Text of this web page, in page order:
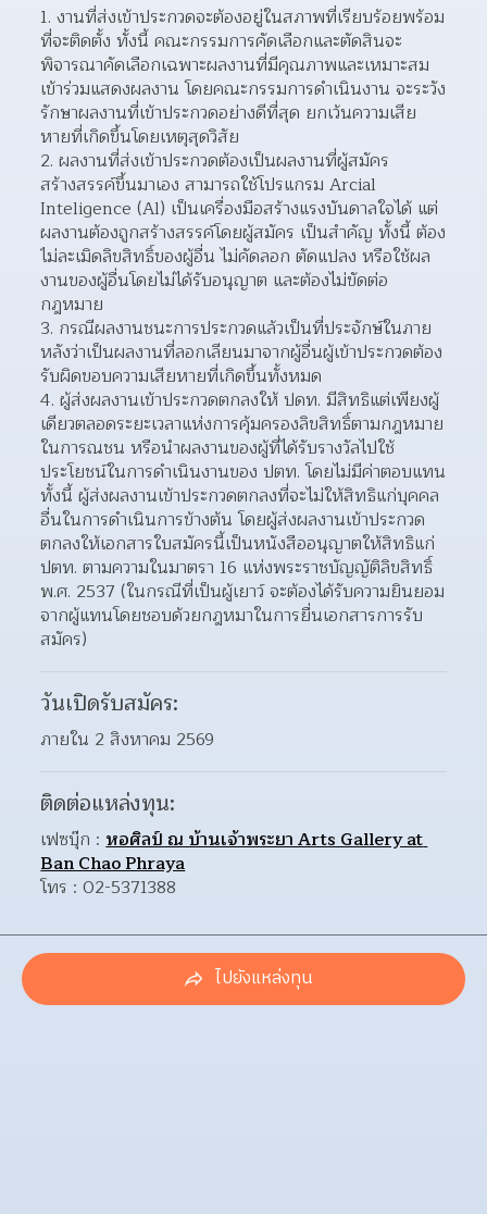
งานที่ส่งเข้าประกวดจะต้องอยู่ในสภาพที่เรียบร้อยพร้อม
ที่จะติดตั้ง ทั้งนี้ คณะกรรมการคัดเลือกและตัดสินจะ
พิจารณาคัดเลือกเฉพาะผลงานที่มีคุณภาพและเหมาะสม
เข้าร่วมแสดงผลงาน โดยคณะกรรมการดำเนินงาน จะระวัง
รักษาผลงานที่เข้าประกวดอย่างดีที่สุด ยกเว้นความเสีย
หายที่เกิดขึ้นโดยเหตุสุดวิสัย
ผลงานที่ส่งเข้าประกวดต้องเป็นผลงานที่ผู้สมัคร
สร้างสรรค์ขึ้นมาเอง สามารถใช้โปรแกรม Arcial
Inteligence (Al) เป็นเครื่องมือสร้างแรงบันดาลใจได้ แต่
ผลงานต้องถูกสร้างสรรค์โดยผู้สมัคร เป็นสำคัญ ทั้งนี้ ต้อง
ไม่ละเมิดลิขสิทธิ์ของผู้อื่น ไม่คัดลอก ตัดแปลง หรือใช้ผล
งานของผู้อื่นโดยไม่ได้รับอนุญาต และต้องไม่ขัดต่อ
กฎหมาย
กรณีผลงานชนะการประกวดแล้วเป็นที่ประจักษ์ในภาย
หลังว่าเป็นผลงานที่ลอกเลียนมาจากผู้อื่นผู้เข้าประกวดต้อง
รับผิดขอบความเสียหายที่เกิดขึ้นทั้งหมด
ผู้ส่งผลงานเข้าประกวดตกลงให้ ปดท. มีสิทธิแต่เพียงผู้
เดียวตลอดระยะเวลาแห่งการคุ้มครองลิขสิทธิ์ตามกฎหมาย
ในการณชน หรือนำผลงานของผู้ที่ได้รับรางวัลไปใช้
ประโยชน์ในการดำเนินงานของ ปตท. โดยไม่มีค่าตอบแทน
ทั้งนี้ ผู้ส่งผลงานเข้าประกวดตกลงที่จะไม่ให้สิทธิแก่บุคคล
อื่นในการดำเนินการข้างต้น โดยผู้ส่งผลงานเข้าประกวด
ตกลงให้เอกสารใบสมัครนี้เป็นหนังสืออนุญาตให้สิทธิแก่
ปตท. ตามความในมาตรา 16 แห่งพระราชบัญญัติลิขสิทธิ์
พ.ศ. 2537 (ในกรณีที่เป็นผู้เยาว์ จะต้องได้รับความยินยอม
จากผู้แทนโดยชอบด้วยกฎหมาในการยื่นเอกสารการรับ
สมัคร)
วันเปิดรับสมัคร:
ภายใน 2 สิงหาคม 2569
ติดต่อแหล่งทุน:
เฟซบุ๊ก : หอศิลป์ ณ บ้านเจ้าพระยา Arts Gallery at
Ban Chao Phraya
โทร : 02-5371388
ไปยังแหล่งทุน